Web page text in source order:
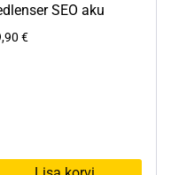
SEO aku
€